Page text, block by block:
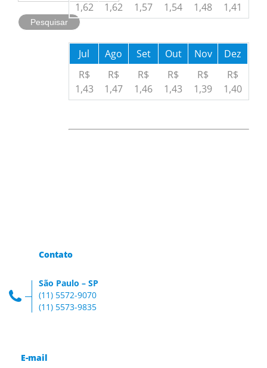
1,62
1,62
1,57
1,54
1,48
1,41
Jul Ago Set Out Nov
Dez
R$
1,43
R$
1,47
R$
1,46
R$
1,43
R$
1,39
R$
1,40
Contato
São Paulo – SP
(11) 5572-9070
(11) 5573-9835
E-mail